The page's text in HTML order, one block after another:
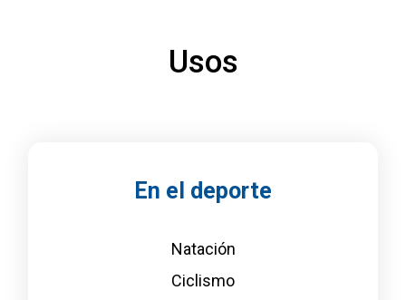
Usos
En el deporte
Natación
Ciclismo